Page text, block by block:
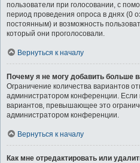
пользователи при голосовании, с
период проведения опроса в днях (0
постоянным) и возможность
который они проголосовали.
Вернуться к началу
Почему я не могу добавить больше
Ограничение количества вариантов
администратором конференции. Если
вариантов, превышающее это
администратором конференции.
Вернуться к началу
Как мне отредактировать или